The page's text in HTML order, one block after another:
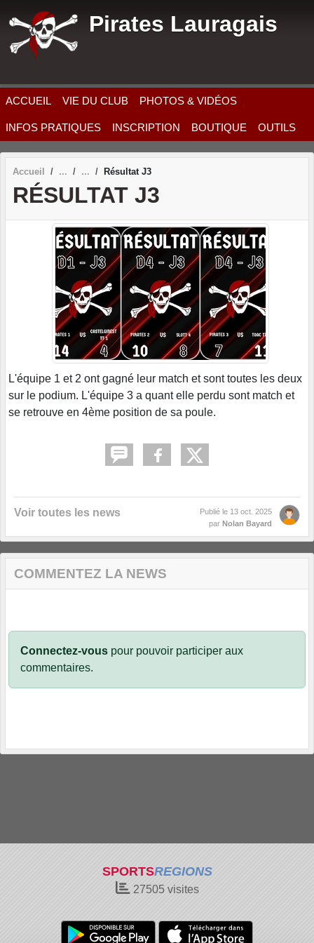
Pirates Lauragais
ACCUEIL VIE DU CLUB PHOTOS & VIDÉOS
INFOS PRATIQUES INSCRIPTION BOUTIQUE OUTILS
Accueil Résultat J3
RÉSULTAT J3
L'équipe 1 et 2 ont gagné leur match et sont toutes les deux
sur le podium. L'équipe 3 a quant elle perdu sont match et
se retrouve en 4ème position de sa poule.
Voir toutes les news Publié le 13 oct. 2025
par Nolan Bayard
COMMENTEZ LA NEWS
Connectez-vous pour pouvoir participer aux
commentaires.
SPORTSREGIONS
27505visites